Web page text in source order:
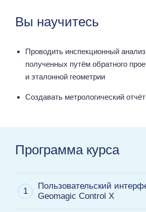
Вы научитесь
Проводить инспекционный
полученных путём обратного
и эталонной геометрии
Создавать метрологический отчёт
Программа курса
1
Пользовательский
Geomagic Control X